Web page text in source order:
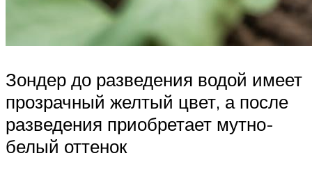
Зондер до разведения водой имеет
прозрачный желтый цвет, а после
разведения приобретает мутно-
белый оттенок